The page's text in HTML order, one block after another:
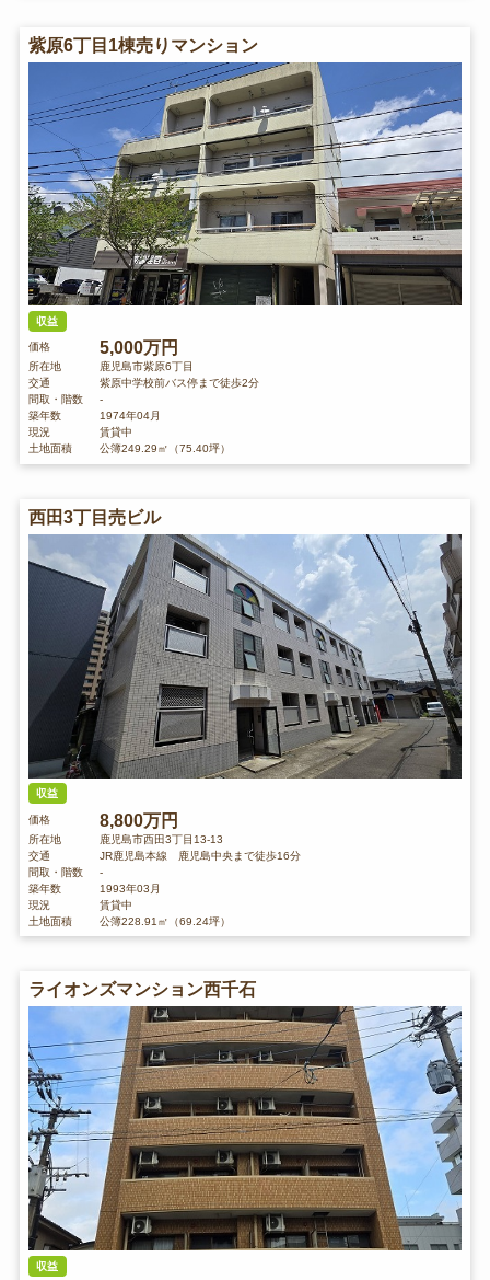
紫原6丁目1棟売りマンション
収益
価格 5,000万円
所在地
鹿児島市紫原6丁目
交通
紫原中学校前バス停まで徒歩2分
間取・階数
-
築年数
1974年04月
現況
賃貸中
土地面積
公簿249.29㎡（75.40坪）
西田3丁目売ビル
収益
価格 8,800万円
所在地
鹿児島市西田3丁目13-13
交通
JR鹿児島本線 鹿児島中央まで徒歩16分
間取・階数
-
築年数
1993年03月
現況
賃貸中
土地面積
公簿228.91㎡（69.24坪）
ライオンズマンション西千石
収益